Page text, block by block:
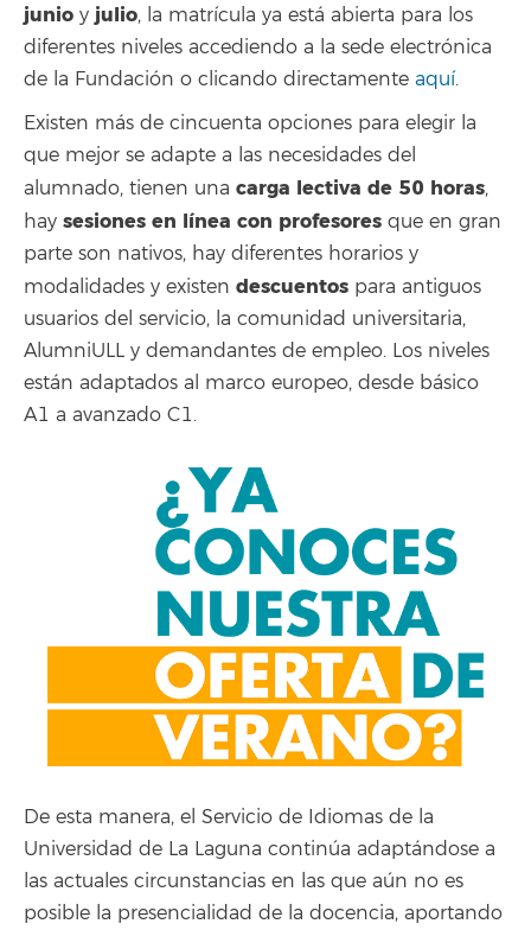
junio y julio, la matrícula ya está abierta para los
diferentes niveles accediendo a la sede electrónica
de la Fundación o clicando directamente aquí.
Existen más de cincuenta opciones para elegir la
que mejor se adapte a las necesidades del
alumnado, tienen una carga lectiva de 50 horas,
hay sesiones en línea con profesores que en gran
parte son nativos, hay diferentes horarios y
modalidades y existen descuentos para antiguos
usuarios del servicio, la comunidad universitaria,
AlumniULL y demandantes de empleo. Los niveles
están adaptados al marco europeo, desde básico
A1 a avanzado C1.
De esta manera, el Servicio de Idiomas de la
Universidad de La Laguna continúa adaptándose a
las actuales circunstancias en las que aún no es
posible la presencialidad de la docencia, aportando